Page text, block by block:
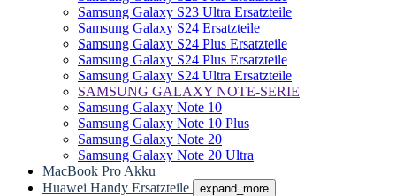
Samsung Galaxy S23 Ultra Ersatzteile
Samsung Galaxy S24 Ersatzteile
Samsung Galaxy S24 Plus Ersatzteile
Samsung Galaxy S24 Plus Ersatzteile
Samsung Galaxy S24 Ultra Ersatzteile
SAMSUNG GALAXY NOTE-SERIE
Samsung Galaxy Note 10
Samsung Galaxy Note 10 Plus
Samsung Galaxy Note 20
Samsung Galaxy Note 20 Ultra
MacBook Pro Akku
Huawei Handy Ersatzteile
expand_more